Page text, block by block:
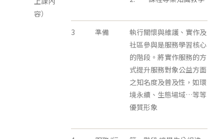
容）
3 準備
執行關懷與維護、實作及
社區參與是服務學習核心
的階段。將實作服務的方
式提升服務對象公益方面
之知名度及普及性，如環
境永續、生態場域…等等
優質形象